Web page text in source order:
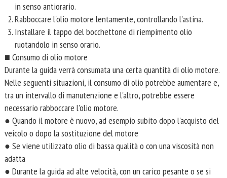
in senso antiorario.
Rabboccare l'olio motore lentamente, controllando l'astina.
Installare il tappo del bocchettone di riempimento olio
ruotandolo in senso orario.
■ Consumo di olio motore
Durante la guida verrà consumata una certa quantità di olio motore.
Nelle seguenti situazioni, il consumo di olio potrebbe aumentare e,
tra un intervallo di manutenzione e l'altro, potrebbe essere
necessario rabboccare l'olio motore.
● Quando il motore è nuovo, ad esempio subito dopo l'acquisto del
veicolo o dopo la sostituzione del motore
● Se viene utilizzato olio di bassa qualità o con una viscosità non
adatta
● Durante la guida ad alte velocità, con un carico pesante o se si